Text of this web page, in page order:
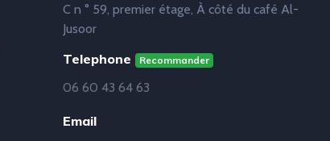
C n ° 59, premier étage, À côté du café Al-
Jusoor
Telephone Recommander
06 60 43 64 63
Email